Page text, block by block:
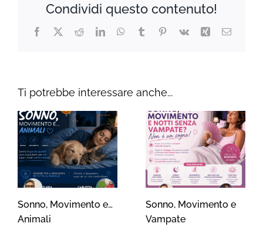
Condividi questo contenuto!
Facebook
X RedditLinkedInWhatsApp
TumblrPinterest
Vk Xing Email
Ti potrebbe interessare anche...
Sonno, Movimento e…
Animali
Sonno, Movimento e
Vampate